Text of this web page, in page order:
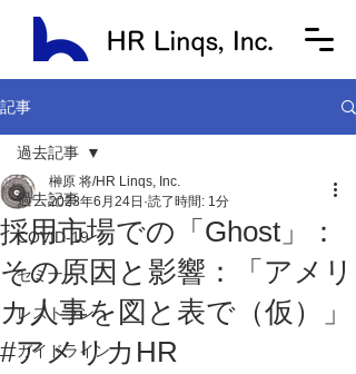
記事
過去記事
COVID-19
セミナー
レストラン
ガイドライン
過去記事
採用市場での「Ghost」：
その原因と影響：「アメリ
カ人事を図と表で（仮）」
#アメリカHR
榊原 将/HR Linqs, Inc.
2023年6月24日 読了時間: 1分